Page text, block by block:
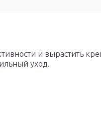
и вырастить
уход.